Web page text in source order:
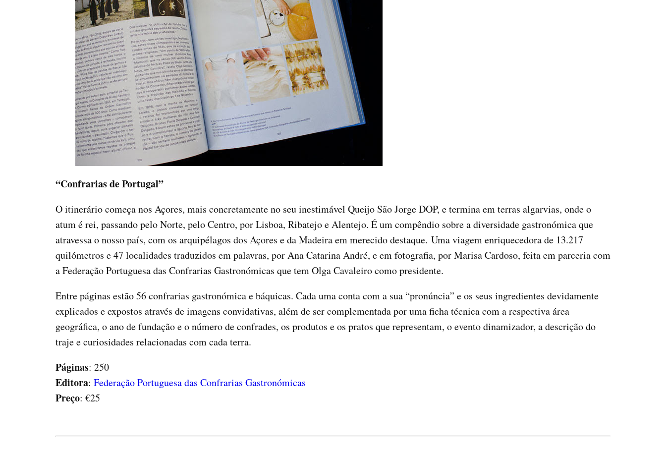
“Confrarias de Portugal”
O itinerário começa nos Açores, mais concretamente no seu inestimável Queijo São Jorge DOP, e termina em terras algarvias, onde o
atum é rei, passando pelo Norte, pelo Centro, por Lisboa, Ribatejo e Alentejo. É um compêndio sobre a diversidade gastronómica que
atravessa o nosso país, com os arquipélagos dos Açores e da Madeira em merecido destaque. Uma viagem enriquecedora de 13.217
quilómetros e 47 localidades traduzidos em palavras, por Ana Catarina André, e em fotografia, por Marisa Cardoso, feita em parceria com
a Federação Portuguesa das Confrarias Gastronómicas que tem Olga Cavaleiro como presidente.
Entre páginas estão 56 confrarias gastronómica e báquicas. Cada uma conta com a sua “pronúncia” e os seus ingredientes devidamente
explicados e expostos através de imagens convidativas, além de ser complementada por uma ficha técnica com a respectiva área
geográfica, o ano de fundação e o número de confrades, os produtos e os pratos que representam, o evento dinamizador, a descrição do
traje e curiosidades relacionadas com cada terra.
Páginas: 250
Editora: Federação Portuguesa das Confrarias Gastronómicas
Preço: €25